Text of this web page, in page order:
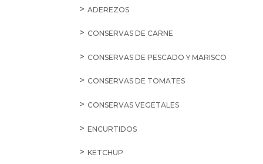
ADEREZOS
CONSERVAS DE CARNE
CONSERVAS DE PESCADO Y MARISCO
CONSERVAS DE TOMATES
CONSERVAS VEGETALES
ENCURTIDOS
KETCHUP